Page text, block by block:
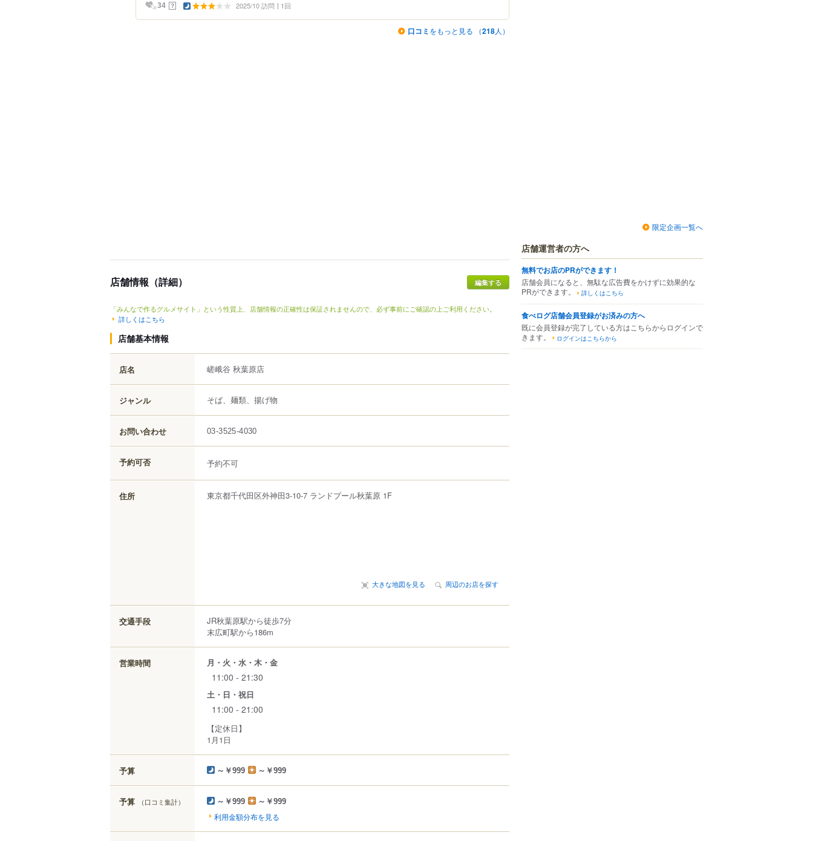
34 ？ 2025/10 訪問 1回
口コミ をもっと見る （218人）
店舗情報（詳細） 編集する
「みんなで作るグルメサイト」という性質上、店舗情報の正確性は保証されませんので、必ず事前にご確認の上ご利用ください。
詳しくはこちら
店舗基本情報
店名 嵯峨谷 秋葉原店
ジャンル そば、麺類、揚げ物
お問い合わせ 03-3525-4030
予約可否 予約不可
住所 東京都千代田区外神田3-10-7 ランドプール秋葉原 1F
大きな地図を見る 周辺のお店を探す
交通手段
JR秋葉原駅から徒歩7分
末広町駅から186m
営業時間 月・火・水・木・金
11:00 - 21:30
土・日・祝日
11:00 - 21:00
【定休日】
1月1日
予算 ～￥999 ～￥999
予算 （口コミ集計） ～￥999 ～￥999
利用金額分布を見る
限定企画一覧へ
店舗運営者の方へ
無料でお店のPRができます！
店舗会員になると、無駄な広告費をかけずに効果的な
PRができます。
詳しくはこちら
食べログ店舗会員登録がお済みの方へ
既に会員登録が完了している方はこちらからログインで
きます。
ログインはこちらから